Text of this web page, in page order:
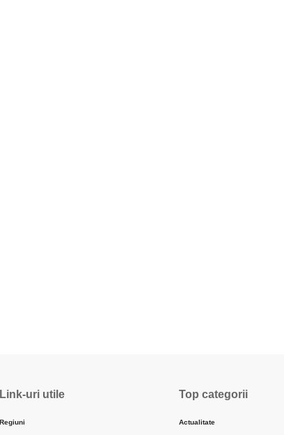
Link-uri utile
Regiuni
Top categorii
Actualitate